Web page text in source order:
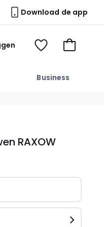
Download de app
Business
Kijk
Naar
RAXOW